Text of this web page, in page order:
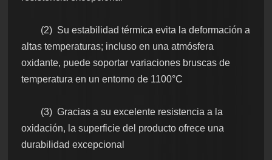
(2) Su estabilidad térmica evita la deformación a
altas temperaturas; incluso en una atmósfera
oxidante, puede soportar variaciones bruscas de
temperatura en un entorno de 1100°C
(3) Gracias a su excelente resistencia a la
oxidación, la superficie del producto ofrece una
durabilidad excepcional